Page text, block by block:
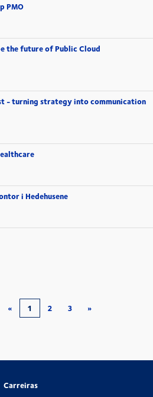
PMO
the future of Public Cloud
- turning strategy into communication
i Hedehusene
« 1 2 3 »
Carreiras